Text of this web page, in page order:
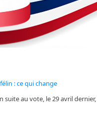
: ce qui change
au vote, le 29 avril